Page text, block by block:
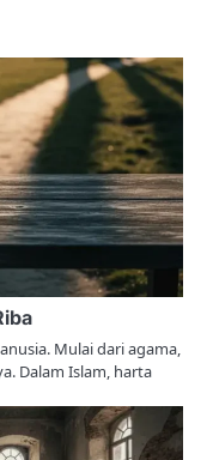
Mulai dari agama,
Dalam Islam, harta